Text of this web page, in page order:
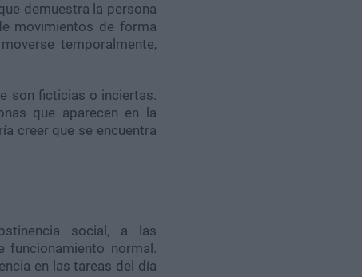
demuestra la persona
movimientos de forma
temporalmente,
son ficticias o inciertas.
que aparecen en la
creer que se encuentra
social, a las
funcionamiento normal.
en las tareas del día